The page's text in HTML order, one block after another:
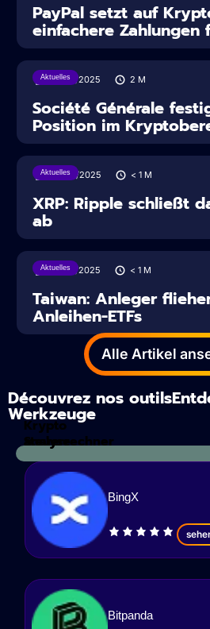
PayPal setzt auf
einfachere Zahlungen
Aktuelles
28/07/2025 2 M
Société Générale
Position im
Aktuelles
28/06/2025 < 1 M
XRP: Ripple schließt
ab
Aktuelles
27/06/2025 < 1 M
Taiwan: Anleger
Anleihen-ETFs
Alle Artikel
Découvrez nos
Werkzeuge
Steuerrechner
Krypto
analyse
BingX
Bitpanda